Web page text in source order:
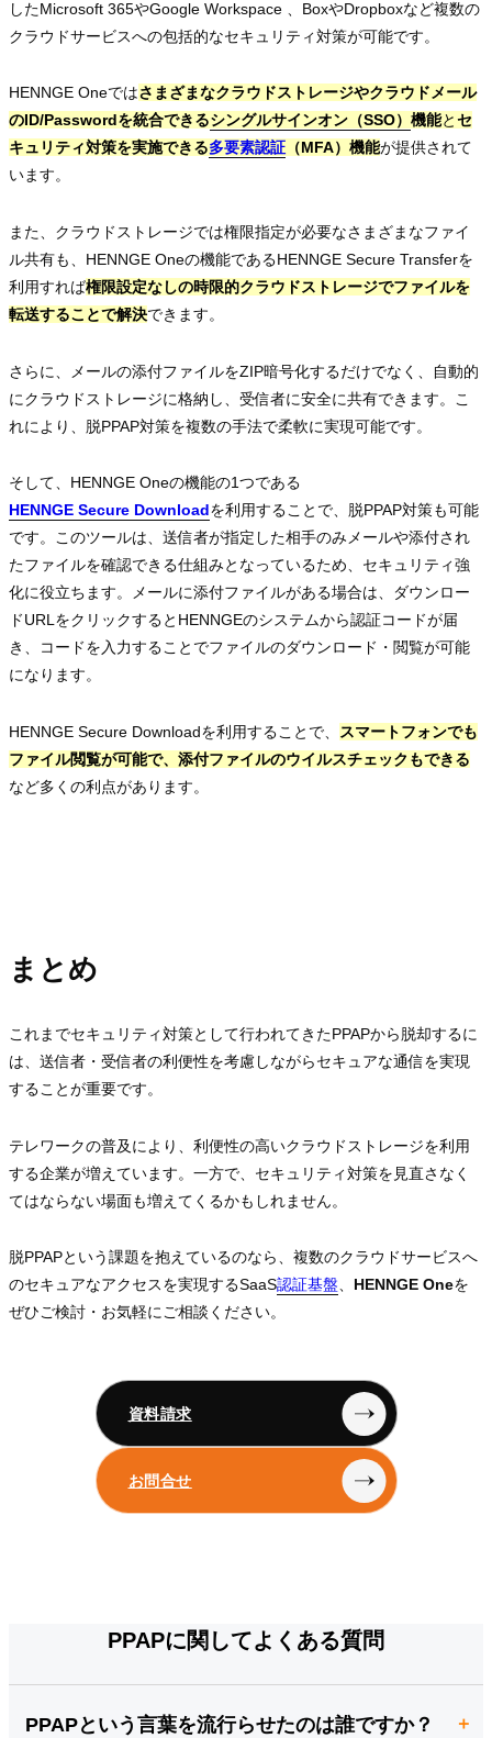
したMicrosoft 365やGoogle Workspace 、BoxやDropboxなど複数の
クラウドサービスへの包括的なセキュリティ対策が可能です。
HENNGE Oneではさまざまなクラウドストレージやクラウドメール
のID/Passwordを統合できるシングルサインオン（SSO）
シングルサインオン（SSO）
シングルサインオン（SSO） 機能とセ
キュリティ対策を実施できる多要素認証
多要素認証
多要素認証 （MFA）機能が提供されて
います。
また、クラウドストレージでは権限指定が必要なさまざまなファイ
ル共有も、HENNGE Oneの機能であるHENNGE Secure Transferを
利用すれば権限設定なしの時限的クラウドストレージでファイルを
転送することで解決できます。
さらに、メールの添付ファイルをZIP暗号化するだけでなく、自動的
にクラウドストレージに格納し、受信者に安全に共有できます。こ
れにより、脱PPAP対策を複数の手法で柔軟に実現可能です。
そして、HENNGE Oneの機能の1つである
HENNGE Secure Download
HENNGE Secure Download
HENNGE Secure Downloadを利用することで、脱PPAP対策も可能
です。このツールは、送信者が指定した相手のみメールや添付され
たファイルを確認できる仕組みとなっているため、セキュリティ強
化に役立ちます。メールに添付ファイルがある場合は、ダウンロー
ドURLをクリックするとHENNGEのシステムから認証コードが届
き、コードを入力することでファイルのダウンロード・閲覧が可能
になります。
HENNGE Secure Downloadを利用することで、
スマートフォンでも
ファイル閲覧が可能で、添付ファイルのウイルスチェックもできる
など多くの利点があります。
まとめ
これまでセキュリティ対策として行われてきたPPAPから脱却するに
は、送信者・受信者の利便性を考慮しながらセキュアな通信を実現
することが重要です。
テレワークの普及により、利便性の高いクラウドストレージを利用
する企業が増えています。一方で、セキュリティ対策を見直さなく
てはならない場面も増えてくるかもしれません。
脱PPAPという課題を抱えているのなら、複数のクラウドサービスへ
のセキュアなアクセスを実現するSaaS認証基盤
認証基盤
認証基盤 HENNGE Oneを
ぜひご検討・お気軽にご相談ください。
資料請求
お問合せ
PPAPに関してよくある質問
PPAPという言葉を流行らせたのは誰ですか？